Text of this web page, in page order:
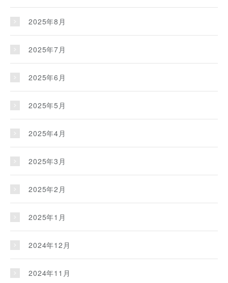
2025年8月
2025年7月
2025年6月
2025年5月
2025年4月
2025年3月
2025年2月
2025年1月
2024年12月
2024年11月